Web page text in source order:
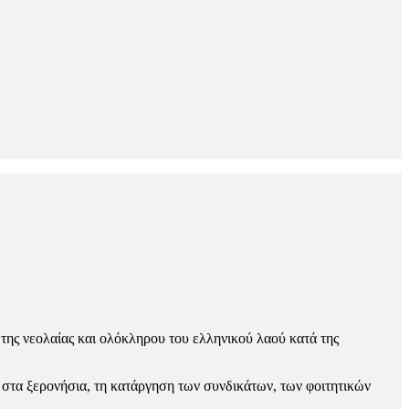
νεολαίας και ολόκληρου του ελληνικού λαού κατά της
ξερονήσια, τη κατάργηση των συνδικάτων, των φοιτητικών